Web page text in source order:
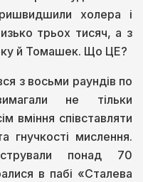
холера і
трьох тисяч, а з
й Томашек. Що ЦЕ?
з восьми раундів по
не тільки
вміння співставляти
гнучкості мислення.
понад 70
в пабі «Сталева